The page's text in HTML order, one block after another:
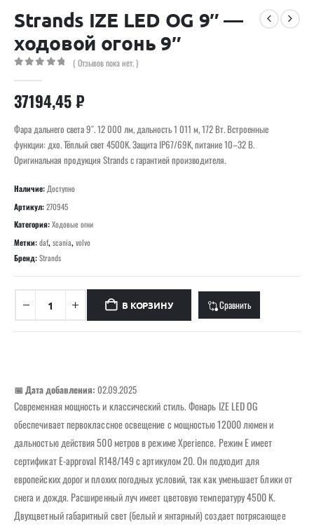
Strands IZE LED OG 9″ —
ходовой огонь 9″
( Отзывов пока нет. )
37194,45₽
Фара дальнего света 9″. 12 000 лм, дальность 1 011 м, 172 Вт. Встроенные
функции: дхо. Тёплый свет 4500K. Защита IP67/69K, питание 10–32 В.
Оригинальная продукция Strands с гарантией производителя.
Наличие: Доступно
Артикул:270945
Категория:Ходовые огни
Метки:daf,scania,volvo
Бренд:Strands
В КОРЗИНУ Сравнить
📅 Дата добавления: 02.09.2025
Современная мощность и классический стиль. Фонарь IZE LED OG
обеспечивает первоклассное освещение с мощностью 12000 люмен и
дальностью действия 500 метров в режиме Xperience. Режим E имеет
сертификат E-approval R148/149 с артикулом 20. Он подходит для
европейских дорог и плохих погодных условий, так как уменьшает блики от
снега и дождя. Расширенный луч имеет цветовую температуру 4500 K.
Двухцветный габаритный свет (белый и янтарный) создает потрясающее